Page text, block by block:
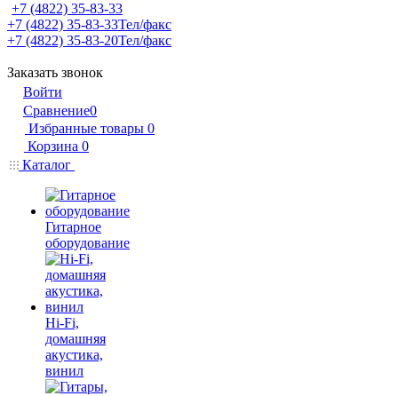
+7 (4822) 35-83-33
+7 (4822) 35-83-33Тел/факс
+7 (4822) 35-83-20Тел/факс
Заказать звонок
Войти
Сравнение0
Избранные товары 0
Корзина 0
Каталог
Гитарное
оборудование
Hi-Fi,
домашняя
акустика,
винил